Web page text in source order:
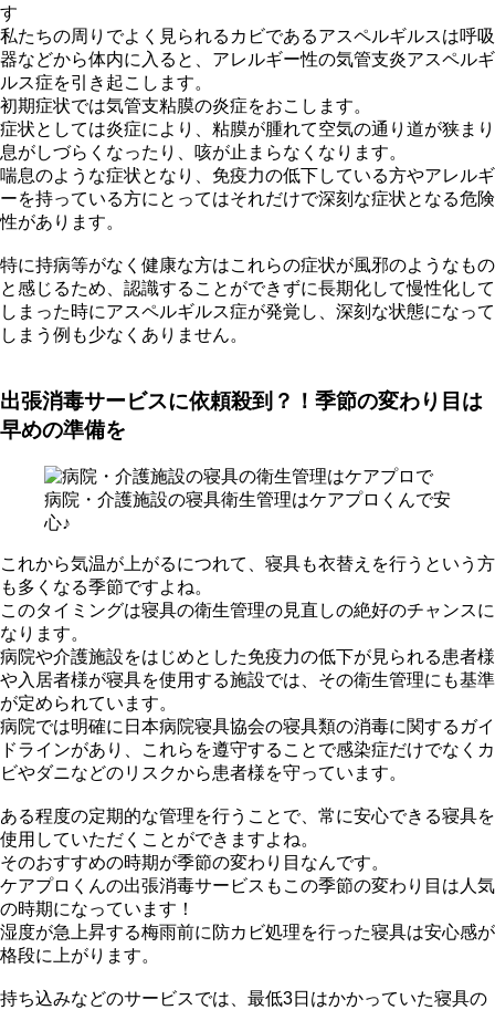
す
私たちの周りでよく見られるカビであるアスペルギルスは呼吸
器などから体内に入ると、アレルギー性の気管支炎アスペルギ
ルス症を引き起こします。
初期症状では気管支粘膜の炎症をおこします。
症状としては炎症により、粘膜が腫れて空気の通り道が狭まり
息がしづらくなったり、咳が止まらなくなります。
喘息のような症状となり、免疫力の低下している方やアレルギ
ーを持っている方にとってはそれだけで深刻な症状となる危険
性があります。
特に持病等がなく健康な方はこれらの症状が風邪のようなもの
と感じるため、認識することができずに長期化して慢性化して
しまった時にアスペルギルス症が発覚し、深刻な状態になって
しまう例も少なくありません。
出張消毒サービスに依頼殺到？！季節の変わり目は
早めの準備を
病院・介護施設の寝具衛生管理はケアプロくんで安
心♪
これから気温が上がるにつれて、寝具も衣替えを行うという方
も多くなる季節ですよね。
このタイミングは寝具の衛生管理の見直しの絶好のチャンスに
なります。
病院や介護施設をはじめとした免疫力の低下が見られる患者様
や入居者様が寝具を使用する施設では、その衛生管理にも基準
が定められています。
病院では明確に日本病院寝具協会の寝具類の消毒に関するガイ
ドラインがあり、これらを遵守することで感染症だけでなくカ
ビやダニなどのリスクから患者様を守っています。
ある程度の定期的な管理を行うことで、常に安心できる寝具を
使用していただくことができますよね。
そのおすすめの時期が季節の変わり目なんです。
ケアプロくんの出張消毒サービスもこの季節の変わり目は人気
の時期になっています！
湿度が急上昇する梅雨前に防カビ処理を行った寝具は安心感が
格段に上がります。
持ち込みなどのサービスでは、最低3日はかかっていた寝具の